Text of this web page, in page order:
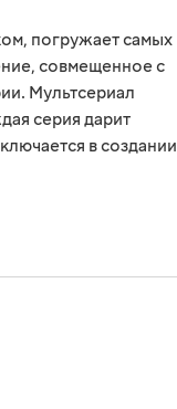
погружает самых
совмещенное с
Мультсериал
серия дарит
в создании